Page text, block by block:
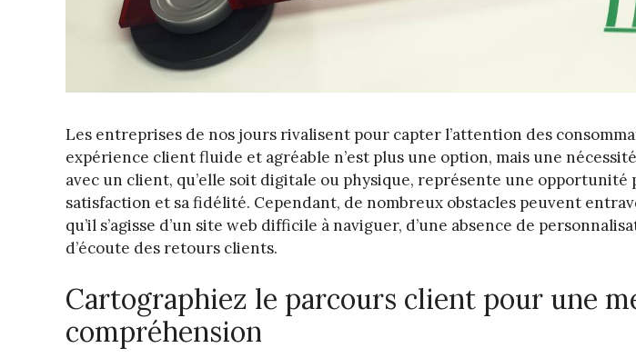
Les entreprises de nos jours rivalisent pour capter l’attention des
expérience client fluide et agréable n’est plus une option, mais une
avec un client, qu’elle soit digitale ou physique, représente une opportunité
satisfaction et sa fidélité. Cependant, de nombreux obstacles peuvent
qu’il s’agisse d’un site web difficile à naviguer, d’une absence de
d’écoute des retours clients.
Cartographiez le parcours client pour une
compréhension